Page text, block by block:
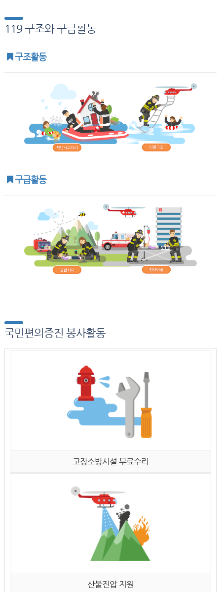
119 구조와 구급활동
구조활동
구급활동
국민편의증진 봉사활동
고장소방시설 무료수리
산불진압 지원